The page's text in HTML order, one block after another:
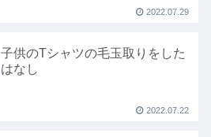
2022.07.29
子供のTシャツの毛玉取りをした
はなし
2022.07.22